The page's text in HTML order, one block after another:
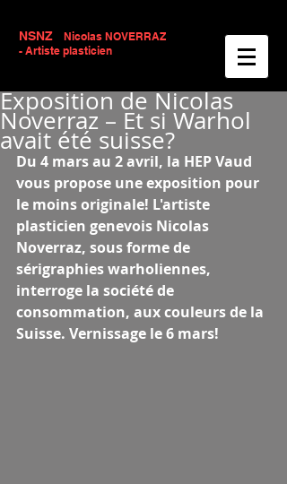
NSNZ
Nicolas NOVERRAZ
- Artiste plasticien
Exposition de Nicolas
Noverraz – Et si Warhol
avait été suisse?
Du 4 mars au 2 avril, la HEP Vaud
vous propose une exposition pour
le moins originale! L'artiste
plasticien genevois Nicolas
Noverraz, sous forme de
sérigraphies warholiennes,
interroge la société de
consommation, aux couleurs de la
Suisse. Vernissage le 6 mars!